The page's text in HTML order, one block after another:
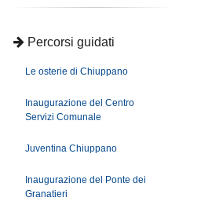
Percorsi guidati
Le osterie di Chiuppano
Inaugurazione del Centro
Servizi Comunale
Juventina Chiuppano
Inaugurazione del Ponte dei
Granatieri